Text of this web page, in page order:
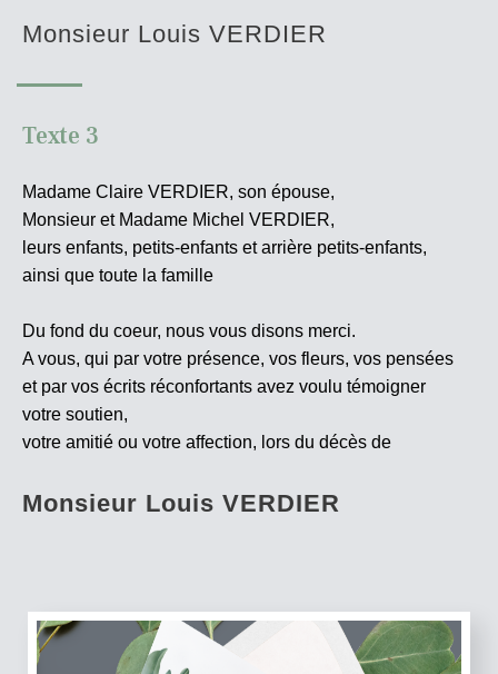
Monsieur Louis VERDIER
Texte 3
Madame Claire VERDIER, son épouse,
Monsieur et Madame Michel VERDIER,
leurs enfants, petits-enfants et arrière petits-enfants,
ainsi que toute la famille
Du fond du coeur, nous vous disons merci.
A vous, qui par votre présence, vos fleurs, vos pensées
et par vos écrits réconfortants avez voulu témoigner
votre soutien,
votre amitié ou votre affection, lors du décès de
Monsieur Louis VERDIER